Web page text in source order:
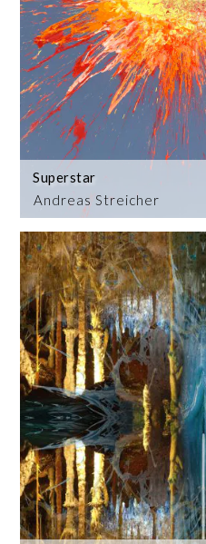
Andreas Streicher
Superstar